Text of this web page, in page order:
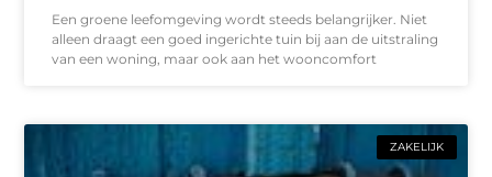
Een groene leefomgeving wordt steeds belangrijker. Niet
alleen draagt een goed ingerichte tuin bij aan de uitstraling
van een woning, maar ook aan het wooncomfort
ZAKELIJK